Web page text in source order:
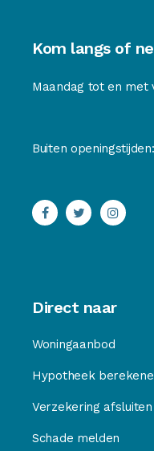
Kom langs of
Maandag tot en met
Buiten
Direct naar
Woningaanbod
Hypotheek
Verzekering afsluiten
Schade melden